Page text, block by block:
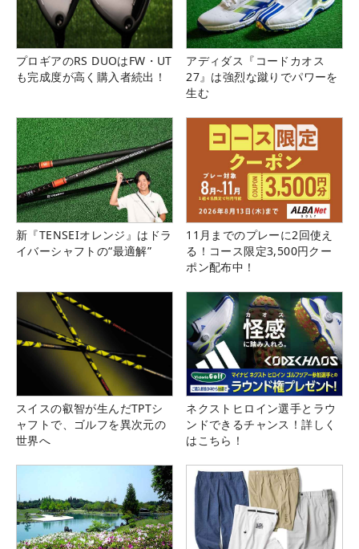
プロギアのRS DUOはFW・UT
も完成度が高く購入者続出！
アディダス『コードカオス
27』は強烈な蹴りでパワーを
生む
新『TENSEIオレンジ』はドラ
イバーシャフトの“最適解”
11月までのプレーに2回使え
る！コース限定3,500円クー
ポン配布中！
スイスの叡智が生んだTPTシ
ャフトで、ゴルフを異次元の
世界へ
ネクストヒロイン選手とラウ
ンドできるチャンス！詳しく
はこちら！